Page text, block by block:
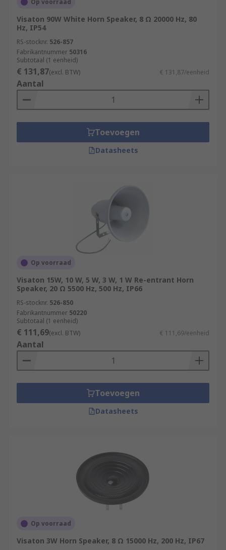
Op voorraad
Visaton 90W White Horn Speaker, 8 Ω 20000 Hz, 80
Hz, IP54
RS-stocknr. 526-857
Fabrikantnummer 50316
Subtotaal (1 eenheid)
€ 131,87(excl. BTW) € 131,87/eenheid
Aantal
Toevoegen
Datasheets
Op voorraad
Visaton 15W, 10 W, 5 W, 3 W, 1 W Re-entrant Horn
Speaker, 20 Ω 5500 Hz, 500 Hz, IP66
RS-stocknr. 526-850
Fabrikantnummer 50220
Subtotaal (1 eenheid)
€ 111,69(excl. BTW) € 111,69/eenheid
Aantal
Toevoegen
Datasheets
Op voorraad
Visaton 3W Horn Speaker, 8 Ω 15000 Hz, 200 Hz, IP67